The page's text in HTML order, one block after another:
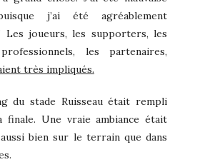
j’ai été agréablement
Les joueurs, les supporters, les
les partenaires,
très impliqués.
du stade Ruisseau était rempli
finale. Une vraie ambiance était
bien sur le terrain que dans